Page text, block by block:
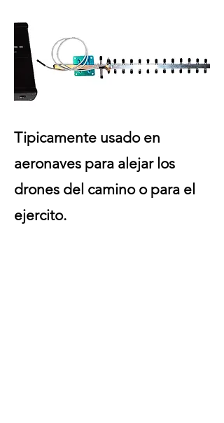
Tipicamente usado en
aeronaves para alejar los
drones del camino o para el
ejercito.